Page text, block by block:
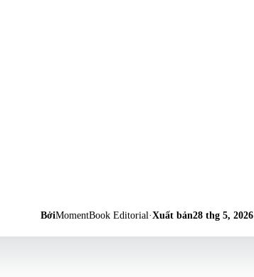
BởiMomentBook Editorial·Xuất bản28 thg 5, 2026